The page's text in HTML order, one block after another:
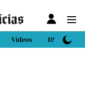
Vídeos DN Sport